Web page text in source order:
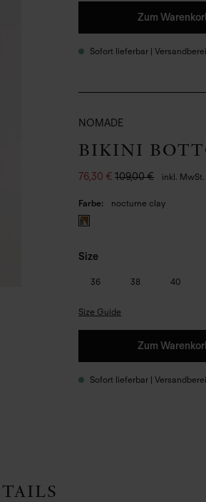
Zum
Sofort lieferbar |
NOMADE
BIKINI
76,30 € 109,00 € inkl. MwSt.
Farbe nocturne clay
Size
36 38 40
Size Guide
Zum
Sofort lieferbar |